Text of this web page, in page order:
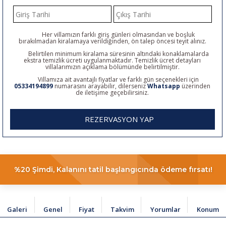
Her villamızın farklı giriş günleri olmasından ve boşluk
bırakılmadan kiralamaya verildiğinden, ön talep öncesi teyit alınız.
Belirtilen minimum kiralama süresinin altındaki konaklamalarda
ekstra temizlik ücreti uygulanmaktadır. Temizlik ücret detayları
villalarımızın açıklama bölümünde belirtilmiştir.
Villamıza ait avantajlı fiyatlar ve farklı gün seçenekleri için
05334194899 numarasını arayabilir, dilersenizWhatsapp üzerinden
de iletişime geçebilirsiniz.
REZERVASYON YAP
%20 Şimdi, Kalanını tatil başlangıcında ödeme fırsatı!
Galeri Genel Fiyat Takvim Yorumlar Konum